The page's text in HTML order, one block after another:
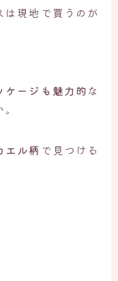
は現地で買うのが
ケージも魅力的な
エル柄 で見つける